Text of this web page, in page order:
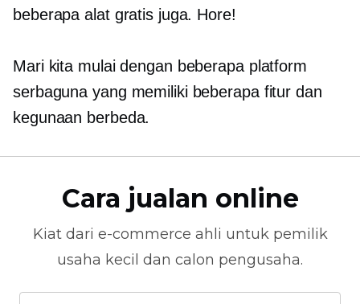
beberapa alat gratis juga. Hore!
Mari kita mulai dengan beberapa platform
serbaguna yang memiliki beberapa fitur dan
kegunaan berbeda.
Cara jualan online
Kiat dari e-commerce ahli untuk pemilik
usaha kecil dan calon pengusaha.